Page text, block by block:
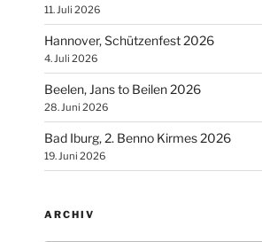
11. Juli 2026
Hannover, Schützenfest 2026
4. Juli 2026
Beelen, Jans to Beilen 2026
28. Juni 2026
Bad Iburg, 2. Benno Kirmes 2026
19. Juni 2026
ARCHIV